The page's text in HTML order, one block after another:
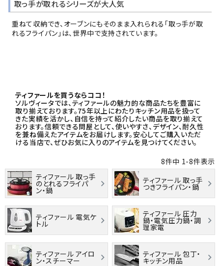
取っ手が取れるシリーズが大人気
重ねて収納でき、オーブンにもそのまま入れられる「取っ手が取
れるフライパン」は、世界中で支持されています。
ティファールを買うならココ！
ソルヴィータでは、ティファールの魅力的な商品たちを豊富に
取り揃えております。75年以上にわたりキッチン用品を扱って
きた実績を活かし、自信を持って紹介したい商品を取り揃えて
おります。信頼できる問屋として、使いやすさ、デザイン、耐久性
を兼ね備えたアイテムをお届けします。安心してご購入いただ
ける当店で、ぜひお気に入りのアイテムを見つけてください。
8件中 1-8件表示
ティファール 取っ手
のとれるフライパ
ン・鍋
ティファール 取っ手
つきフライパン・鍋
ティファール 電気ケ
トル
ティファール 圧力
鍋・電気圧力鍋・調
理家電
ティファール アイロ
ン・スチーマー
ティファール 包丁・
キッチン用品